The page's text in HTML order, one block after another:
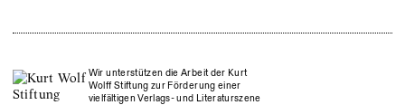
Wir unterstützen die Arbeit der Kurt
Wolff Stiftung zur Förderung einer
vielfältigen Verlags- und Literaturszene